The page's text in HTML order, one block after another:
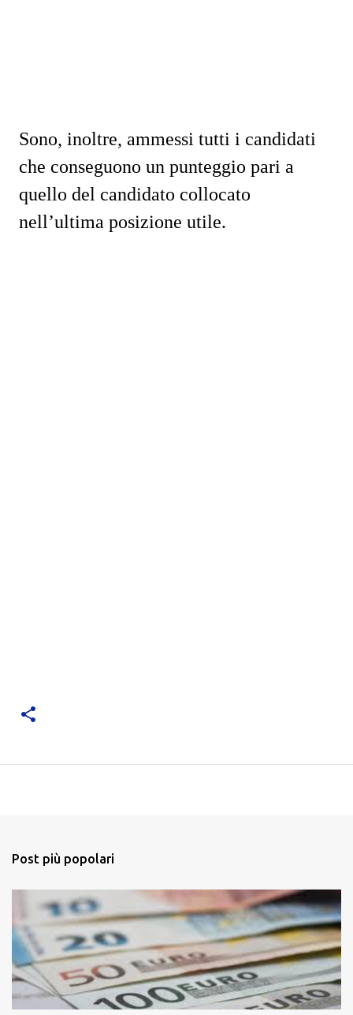
Sono, inoltre, ammessi tutti i candidati
che conseguono un punteggio pari a
quello del candidato collocato
nell’ultima posizione utile.
Post più popolari